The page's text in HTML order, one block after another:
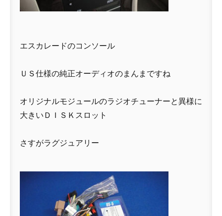
エスカレードのコンソール
ＵＳ仕様の純正オーディオのまんまですね
オリジナルモジュールのラジオチューナーと異様に
大きいＤＩＳＫスロット
さすがラグジュアリー